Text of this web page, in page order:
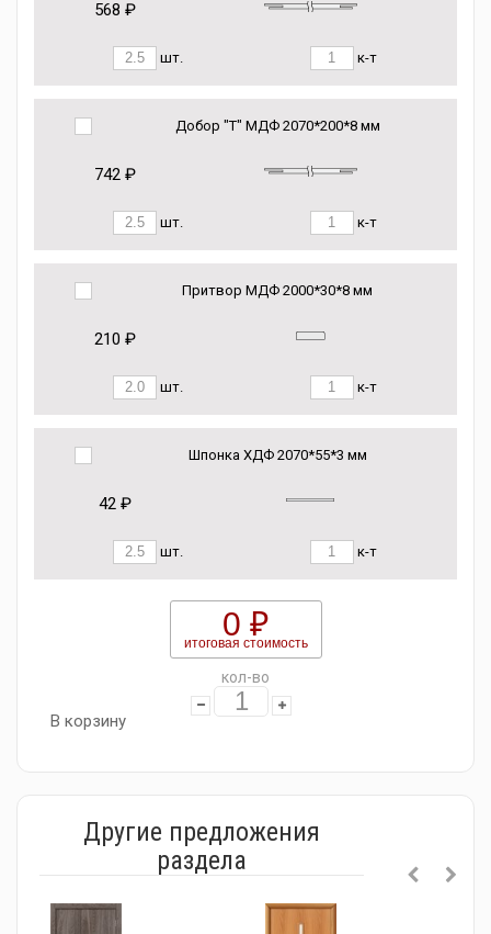
568 ₽
шт. к-т
Добор "Т" МДФ 2070*200*8 мм
742 ₽
шт. к-т
Притвор МДФ 2000*30*8 мм
210 ₽
шт. к-т
Шпонка ХДФ 2070*55*3 мм
42 ₽
шт. к-т
0 ₽
итоговая стоимость
кол-во
В корзину
Другие предложения
раздела